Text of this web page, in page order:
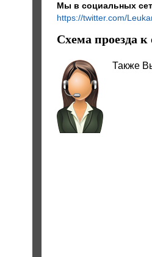
Мы в социальных
https://twitter.com/
Схема проезда
Также